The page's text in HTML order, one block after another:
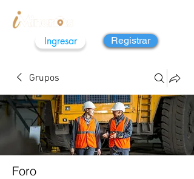
Ingresar Registrar
Grupos
Foro